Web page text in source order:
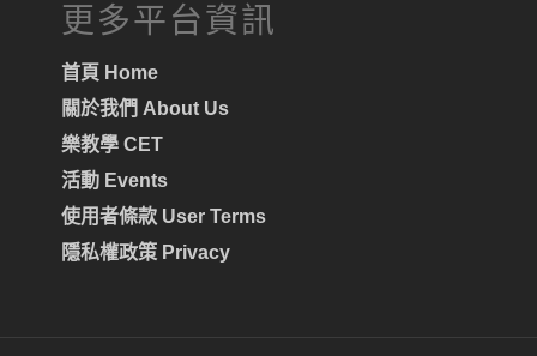
更多平台資訊
首頁 Home
關於我們 About Us
樂教學 CET
活動 Events
使用者條款 User Terms
隱私權政策 Privacy